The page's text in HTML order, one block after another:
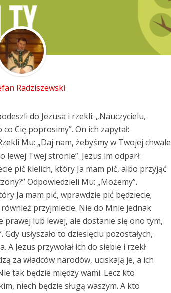
Radziszewski
do Jezusa i rzekli: „Nauczycielu,
Cię poprosimy”. On ich zapytał:
Mu: „Daj nam, żebyśmy w Twojej chwale
Twej stronie”. Jezus im odparł:
pić kielich, który Ja mam pić, albo przyjąć
Odpowiedzieli Mu: „Możemy”.
Ja mam pić, wprawdzie pić będziecie;
przyjmiecie. Nie do Mnie jednak
prawej lub lewej, ale dostanie się ono tym,
usłyszało to dziesięciu pozostałych,
A Jezus przywołał ich do siebie i rzekł
za władców narodów, uciskają je, a ich
tak będzie między wami. Lecz kto
niech będzie sługą waszym. A kto